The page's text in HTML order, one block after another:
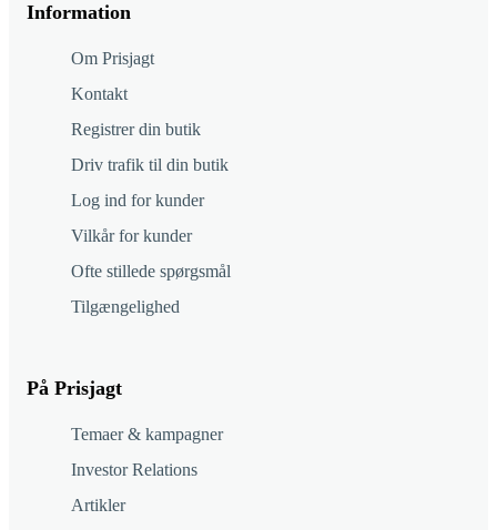
Information
Om Prisjagt
Kontakt
Registrer din butik
Driv trafik til din butik
Log ind for kunder
Vilkår for kunder
Ofte stillede spørgsmål
Tilgængelighed
På Prisjagt
Temaer & kampagner
Investor Relations
Artikler